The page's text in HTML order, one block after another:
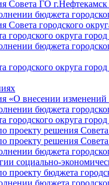
ГО
бюджета
городского
округа
бюджета
округа
внесении изменений
бюджета
округа
решения
решения
бюджета
социально-
бюджета
бюджета